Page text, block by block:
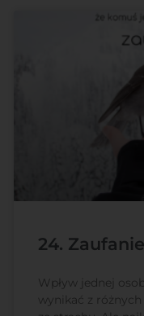
24. Zaufanie
Wpływ jednej
wynikać z